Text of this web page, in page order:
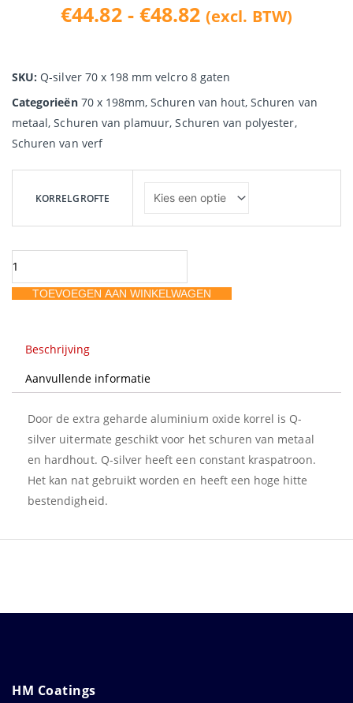
€44.82 - €48.82Prijsklasse:
tot
€48.82
(excl. BTW)
SKU: Q-silver 70 x 198 mm velcro 8 gaten
Categorieën 70 x 198mm,Schuren van hout,Schuren van
metaal,Schuren van plamuur,Schuren van polyester,
Schuren van verf
KORRELGROFTE
x
198
mm
aantal
TOEVOEGEN AAN WINKELWAGEN
Beschrijving
Aanvullende informatie
Door de extra geharde aluminium oxide korrel is Q-
silver uitermate geschikt voor het schuren van metaal
en hardhout. Q-silver heeft een constant kraspatroon.
Het kan nat gebruikt worden en heeft een hoge hitte
bestendigheid.
HM Coatings